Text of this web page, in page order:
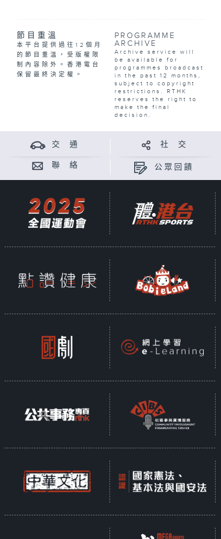
節目重溫
本平台提供過往12個月
的節目重溫，受版權限
制內容除外。香港電台
保留最終決定權。
PROGRAMME
ARCHIVE
Archive service will
be available for
programmes broadcast
in the past 12 months,
subject to copyright
restrictions. RTHK
reserves the right to
make the final
decision.
交 通 社 交
聯 絡 公眾回饋